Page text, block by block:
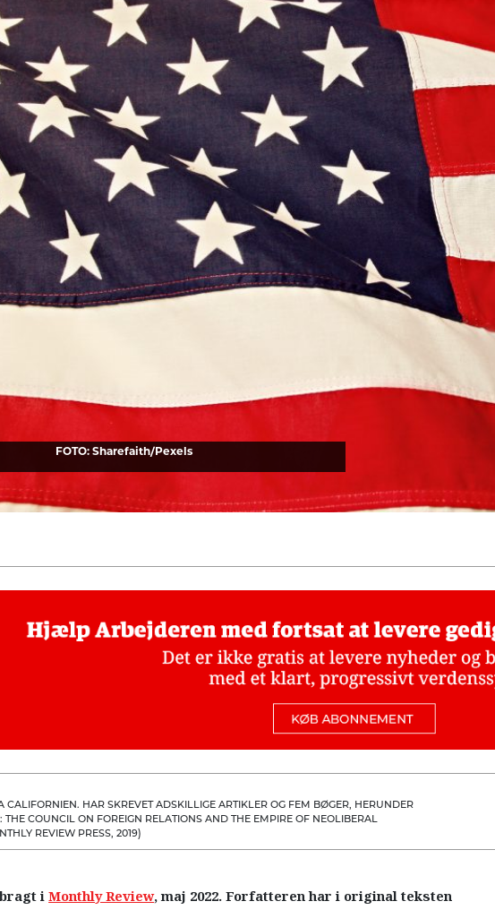
FOTO: Sharefaith/Pexels
CALIFORNIEN. HAR SKREVET ADSKILLIGE ARTIKLER OG FEM BØGER, HERUNDER
THE COUNCIL ON FOREIGN RELATIONS AND THE EMPIRE OF NEOLIBERAL
REVIEW PRESS, 2019)
iMonthly Review, maj 2022. Forfatteren har i original teksten